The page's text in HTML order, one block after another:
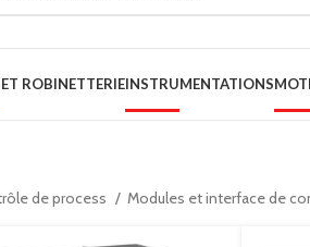
ROBINETTERIEINSTRUMENTATIONS
de process Modules et interface de